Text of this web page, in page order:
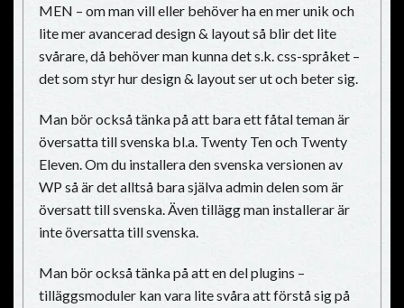
MEN – om man vill eller behöver ha en mer unik och
lite mer avancerad design & layout så blir det lite
svårare, då behöver man kunna det s.k. css-språket –
det som styr hur design & layout ser ut och beter sig.
Man bör också tänka på att bara ett fåtal teman är
översatta till svenska bl.a. Twenty Ten och Twenty
Eleven. Om du installera den svenska versionen av
WP så är det alltså bara själva admin delen som är
översatt till svenska. Även tillägg man installerar är
inte översatta till svenska.
Man bör också tänka på att en del plugins –
tilläggsmoduler kan vara lite svåra att förstå sig på